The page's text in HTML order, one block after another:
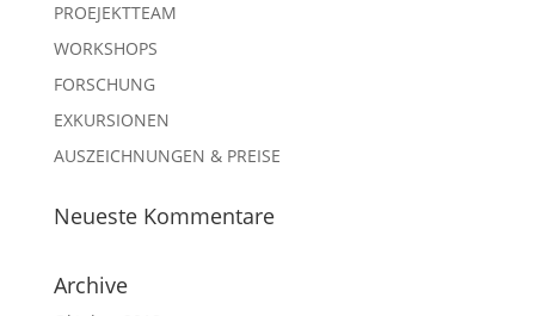
PROEJEKTTEAM
WORKSHOPS
FORSCHUNG
EXKURSIONEN
AUSZEICHNUNGEN & PREISE
Neueste Kommentare
Archive